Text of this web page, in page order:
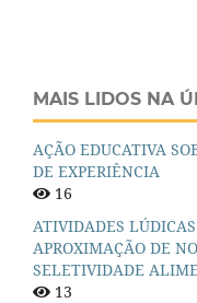
MAIS LIDOS NA
AÇÃO EDUCATIVA
DE EXPERIÊNCIA
16
ATIVIDADES
APROXIMAÇÃO DE
SELETIVIDADE
13